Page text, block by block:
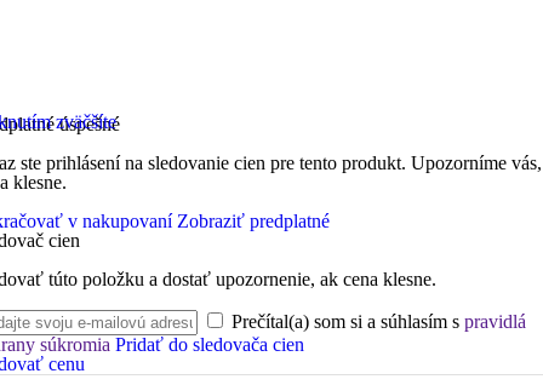
zväčšíte
úspešné
ste prihlásení na sledovanie cien pre tento produkt. Upozorníme
klesne.
v nakupovaní Zobraziť predplatné
cien
túto položku a dostať upozornenie, ak cena klesne.
Prečítal(a) som si a súhlasím s pravidlá
súkromia Pridať do sledovača cien
cenu